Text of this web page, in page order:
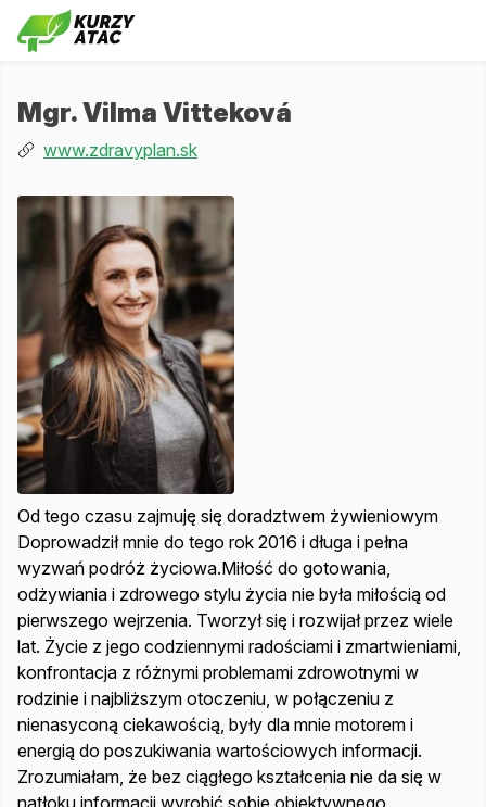
Mgr. Vilma Vitteková
www.zdravyplan.sk
Od tego czasu zajmuję się doradztwem żywieniowym
Doprowadził mnie do tego rok 2016 i długa i pełna
wyzwań podróż życiowa.Miłość do gotowania,
odżywiania i zdrowego stylu życia nie była miłością od
pierwszego wejrzenia. Tworzył się i rozwijał przez wiele
lat. Życie z jego codziennymi radościami i zmartwieniami,
konfrontacja z różnymi problemami zdrowotnymi w
rodzinie i najbliższym otoczeniu, w połączeniu z
nienasyconą ciekawością, były dla mnie motorem i
energią do poszukiwania wartościowych informacji.
Zrozumiałam, że bez ciągłego kształcenia nie da się w
natłoku informacji wyrobić sobie obiektywnego